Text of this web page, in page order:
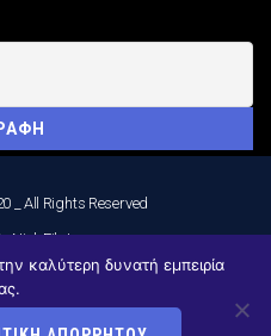
_ All Rights Reserved
Nick Filatos
ΜΑΣ:
καλύτερη δυνατή εμπειρία